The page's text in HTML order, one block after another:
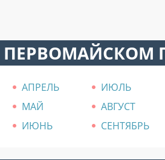
ПЕРВОМАЙСКОМ
АПРЕЛЬ
ИЮЛЬ
МАЙ
АВГУСТ
ИЮНЬ СЕНТЯБРЬ